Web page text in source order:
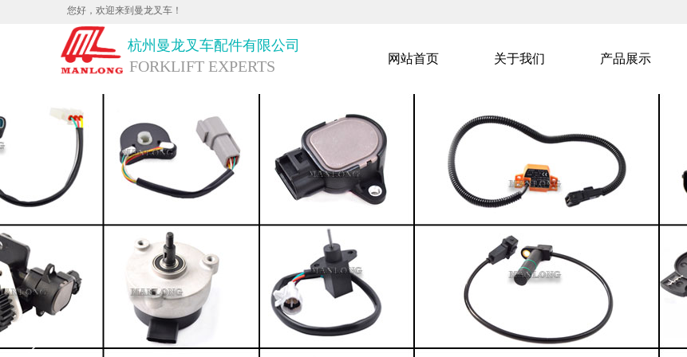
您好，欢迎来到曼龙叉车！
网站首页 关于我们 产品展示
杭州曼龙叉车配件有限公司
FORKLIFT EXPERTS